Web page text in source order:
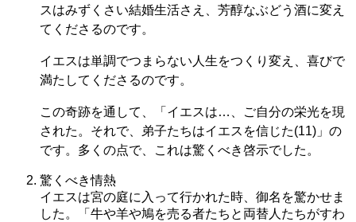
スはみずくさい結婚生活さえ、芳醇なぶどう酒に変え
てくださるのです。
イエスは単調でつまらない人生をつくり変え、喜びで
満たしてくださるのです。
この奇跡を通して、「イエスは…、ご自分の栄光を現
された。それで、弟子たちはイエスを信じた(11)」の
です。多くの点で、これは驚くべき啓示でした。
驚くべき情熱
イエスは宮の庭に入って行かれた時、御名を驚かせま
した。「牛や羊や鳩を売る者たちと両替人たちがすわ